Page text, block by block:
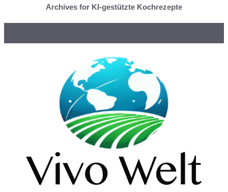
Archives for KI-gestützte Kochrezepte